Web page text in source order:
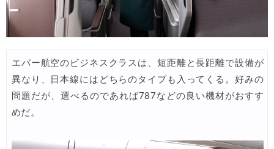
HIS) 海外航空券タイムセール
楽天トラベル) 海外ツアー 最大15,000円OFFクーポン
06/25 Trip.com) 海外航空券(アジア) 6,900円~
06/23 Trip.com) 航空券＋ホテル 最大5,000円OFFクーポン
06/23
エバー航空のビジネスクラスは、短距離と長距離で設備が
異なり、日本線にはどちらのタイプも入ってくる。好みの
問題だが、選べるのであれば787などの良い機材がおすす
めだ。